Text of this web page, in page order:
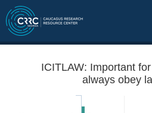
ICITLAW: Important
always obey